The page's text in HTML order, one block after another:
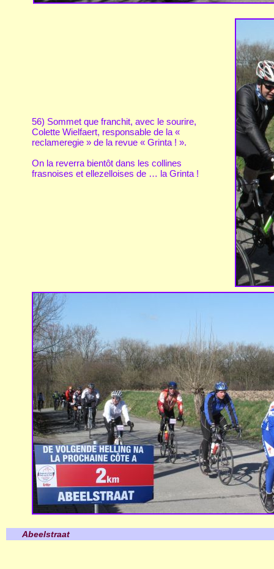
56) Sommet que franchit, avec le sourire,
Colette Wielfaert, responsable de la «
reclameregie » de la revue « Grinta ! ».
On la reverra bientôt dans les collines
frasnoises et ellezelloises de … la Grinta !
Abeelstraat